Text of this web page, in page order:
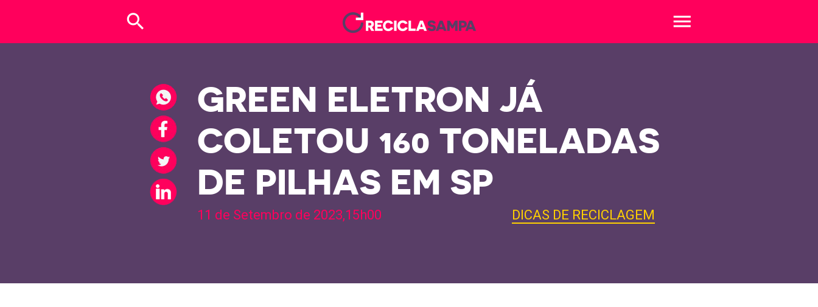
search menu
GREEN ELETRON JÁ
COLETOU 160 TONELADAS
DE PILHAS EM SP
11 de Setembro de 2023,15h00 DICAS DE RECICLAGEM